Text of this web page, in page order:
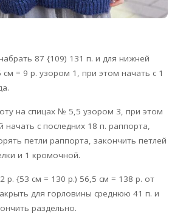
87 {109) 131 п. и для нижней
см = 9 р. узором 1, при этом начать с 1
на спицах № 5,5 узором 3, при этом
начать с последних 18 п. раппорта,
петли раппорта, закончить петлей
и 1 кромочной.
р. {53 см = 130 р.) 56,5 см = 138 р. от
для горловины среднюю 41 п. и
раздельно.